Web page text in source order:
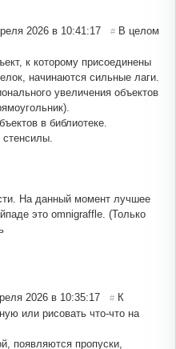
2026 в 10:41:17 # В целом
к которому присоединены
начинаются сильные лаги.
увеличения объектов
в библиотеке.
На данный момент лучшее
это omnigraffle. (Только
2026 в 10:35:17 # К
или рисовать что-что на
появляются пропуски,